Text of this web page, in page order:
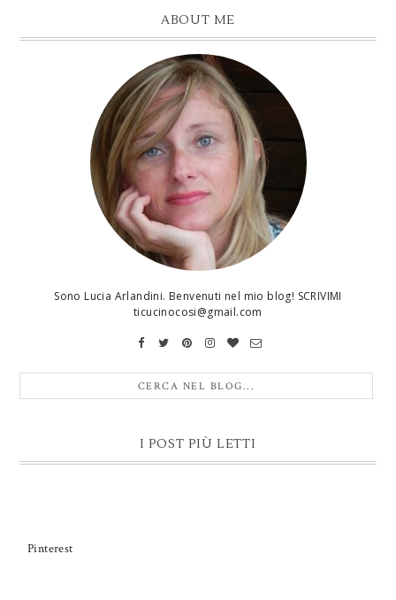
ABOUT ME
Sono Lucia Arlandini. Benvenuti nel mio blog! SCRIVIMI
ticucinocosi@gmail.com
I POST PIÙ LETTI
Pinterest